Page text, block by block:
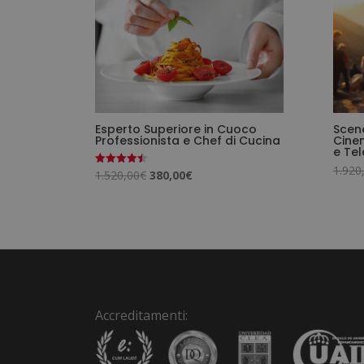
Esperto Superiore in Cuoco
Professionista e Chef di Cucina
Valutato
4.50
1.520,00€ Il
1.520,00€.
380,00€
380,00€.
e
Accreditamenti: